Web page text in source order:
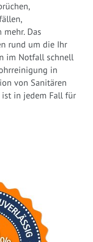
Das
rund um die Ihr
im Notfall schnell
in
von Sanitären
ist in jedem Fall für